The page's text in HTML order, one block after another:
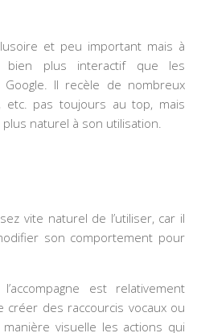
et peu important mais à
bien plus interactif que les
Il recèle de nombreux
etc. pas toujours au top, mais
naturel à son utilisation.
vite naturel de l’utiliser, car il
son comportement pour
est relativement
des raccourcis vocaux ou
visuelle les actions qui